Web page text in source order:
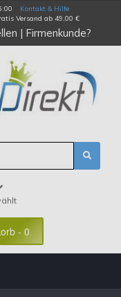
Kontakt & Hilfe
Versand ab 49,00 €
| Firmenkunde?
- 0